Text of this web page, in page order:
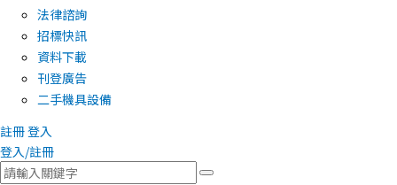
法律諮詢
招標快訊
資料下載
刊登廣告
二手機具設備
註冊登入
登入/註冊